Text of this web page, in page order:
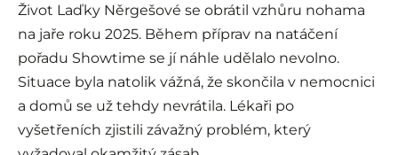
Život Laďky Něrgešové se obrátil vzhůru nohama
na jaře roku 2025. Během příprav na natáčení
pořadu Showtime se jí náhle udělalo nevolno.
Situace byla natolik vážná, že skončila v nemocnici
a domů se už tehdy nevrátila. Lékaři po
vyšetřeních zjistili závažný problém, který